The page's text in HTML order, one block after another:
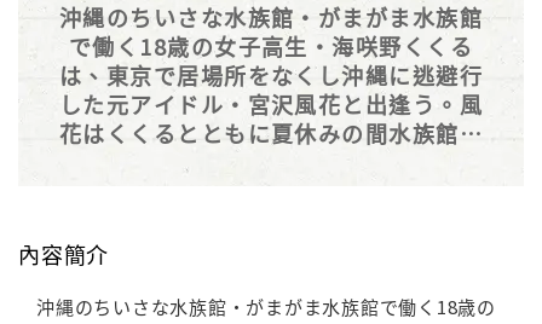
沖縄のちいさな水族館・がまがま水族館
で働く18歳の女子高生・海咲野くくる
は、東京で居場所をなくし沖縄に逃避行
した元アイドル・宮沢風花と出逢う。風
花はくくるとともに夏休みの間水族館で
働くことに。くくると風花はそれぞれの
思いを胸に、水族館での日々を過ごす。
が迫りくる。少女たちの夢と現実、孤独
の公式コミカライズ作品。
內容簡介
沖縄のちいさな水族館・がまがま水族館で働く18歳の